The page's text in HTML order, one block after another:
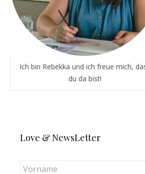
Ich bin Rebekka und ich freue mich,
du da bist!
Love & NewsLetter